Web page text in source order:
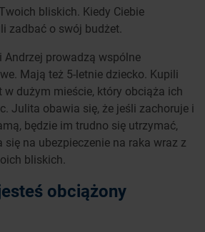
bliskich. Kiedy Ciebie
zadbać o swój budżet.
Andrzej prowadzą wspólne
Mają też 5-letnie dziecko. Kupili
w dużym mieście, który obciąża ich
Julita obawia się, że jeśli zachoruje i
będzie im trudno się utrzymać,
się na ubezpieczenie na raka wraz z
bliskich.
obciążony